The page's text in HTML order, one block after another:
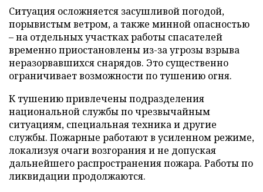
Ситуация осложняется засушливой погодой,
порывистым ветром, а также минной опасностью
– на отдельных участках работы спасателей
временно приостановлены из-за угрозы взрыва
неразорвавшихся снарядов. Это существенно
ограничивает возможности по тушению огня.
К тушению привлечены подразделения
национальной службы по чрезвычайным
ситуациям, специальная техника и другие
службы. Пожарные работают в усиленном режиме,
локализуя очаги возгорания и не допуская
дальнейшего распространения пожара. Работы по
ликвидации продолжаются.